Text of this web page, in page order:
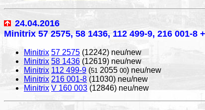
24.04.2016
Minitrix 57 2575, 58 1436, 112 499-9, 216 001-8
Minitrix 57 2575 (12242) neu/new
Minitrix 58 1436 (12619) neu/new
Minitrix 112 499-9 (51 2055 00) neu/new
Minitrix 216 001-8 (11030) neu/new
Minitrix V 160 003 (12846) neu/new